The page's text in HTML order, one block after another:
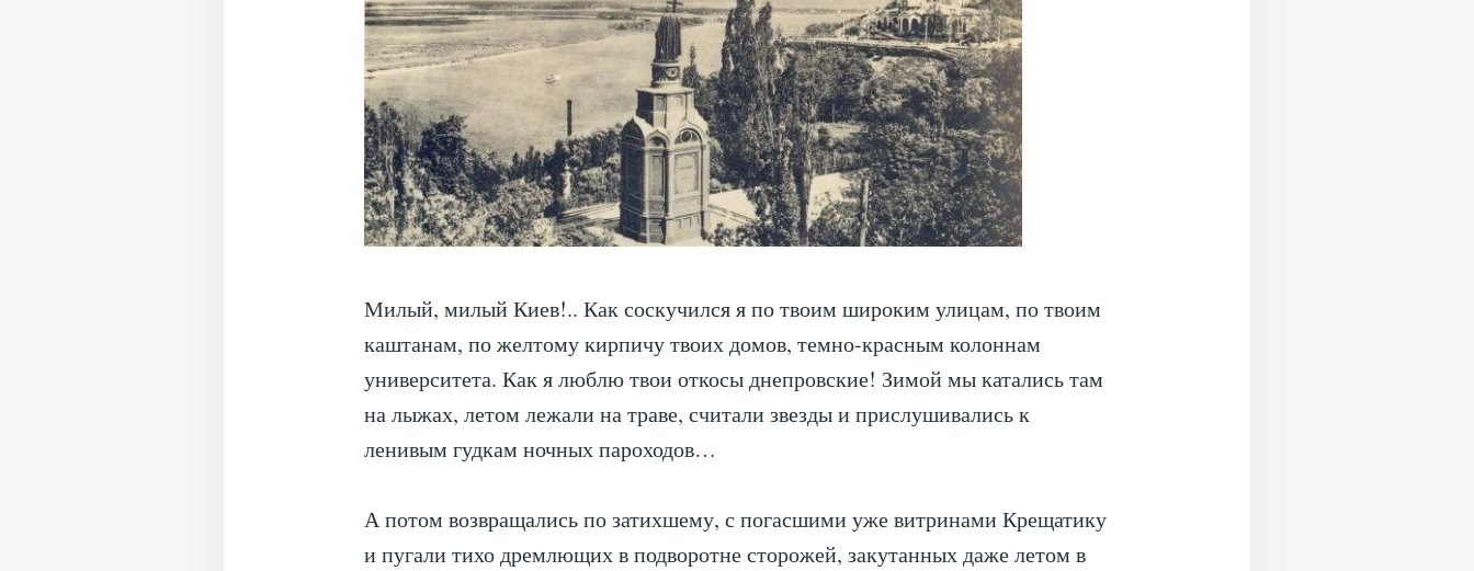
Милый, милый Киев!.. Как соскучился я по твоим широким улицам, по твоим
каштанам, по желтому кирпичу твоих домов, темно-красным колоннам
университета. Как я люблю твои откосы днепровские! Зимой мы катались там
на лыжах, летом лежали на траве, считали звезды и прислушивались к
ленивым гудкам ночных пароходов…
А потом возвращались по затихшему, с погасшими уже витринами Крещатику
и пугали тихо дремлющих в подворотне сторожей, закутанных даже летом в